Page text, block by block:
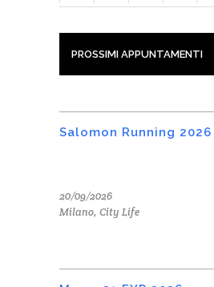
PROSSIMI APPUNTAMENTI
Salomon Running 2026
20/09/2026
Milano, City Life